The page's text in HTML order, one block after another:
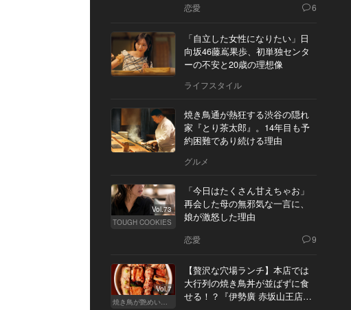
恋愛 6
「自立した女性になりたい」日
向坂46藤嶌果歩、初単独センタ
ーの不安と20歳の理想像
ライフスタイル
焼き鳥通が熱狂する渋谷の隠れ
家『とり茶太郎』。14年目も予
約困難であり続ける理由
グルメ
Vol.73
TOUGH COOKIES
「今日はたくさん甘えちゃお」
再会した母の無邪気な一言に、
娘が激怒した理由
恋愛 9
Vol.7
焼き鳥が艶めいてきた
【贅沢な穴場ランチ】本店では
大行列の焼き鳥丼が並ばずに食
せる！？『伊勢廣 赤坂山王店』